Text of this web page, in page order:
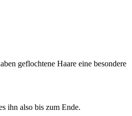
geflochtene Haare eine besondere
ihn also bis zum Ende.